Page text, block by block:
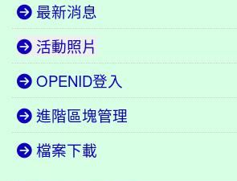
最新消息
活動照片
OPENID登入
進階區塊管理
檔案下載